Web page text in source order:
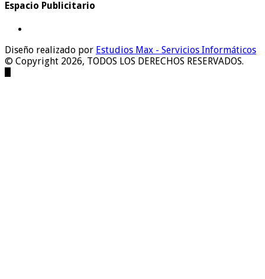
Espacio Publicitario
Diseño realizado por Estudios Max - Servicios Informáticos
© Copyright 2026, TODOS LOS DERECHOS RESERVADOS.